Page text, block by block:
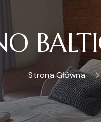
Strona Główna